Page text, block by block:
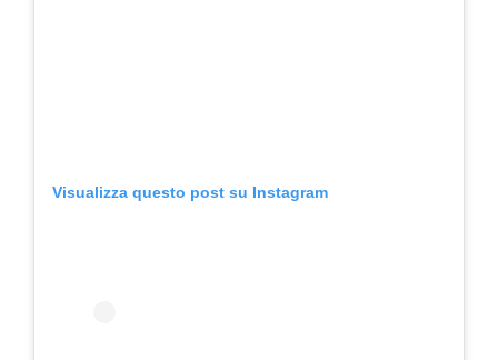
Visualizza questo post su Instagram